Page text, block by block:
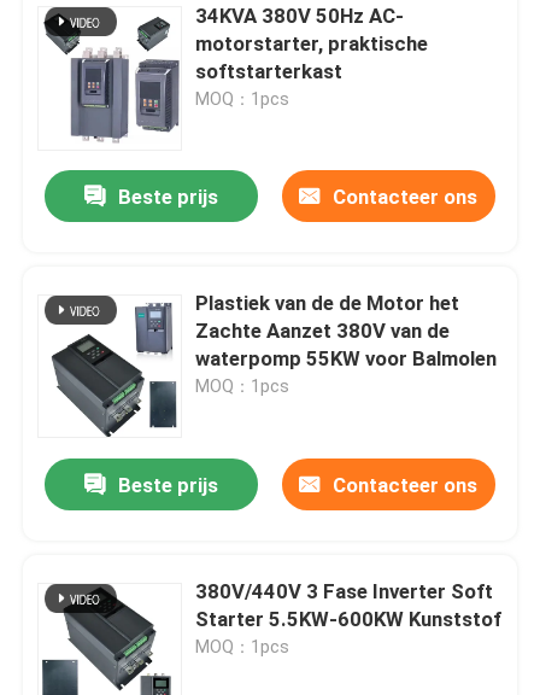
34KVA 380V 50Hz AC-
motorstarter, praktische
softstarterkast
MOQ：1pcs
Beste prijs Contacteer ons
Plastiek van de de Motor het
Zachte Aanzet 380V van de
waterpomp 55KW voor Balmolen
MOQ：1pcs
Beste prijs Contacteer ons
380V/440V 3 Fase Inverter Soft
Starter 5.5KW-600KW Kunststof
MOQ：1pcs